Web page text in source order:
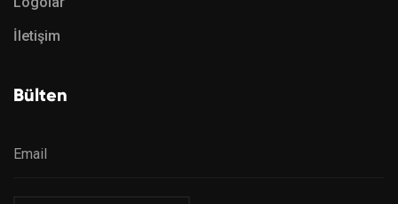
İletişim
Bülten